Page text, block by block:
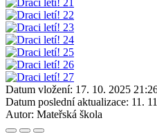
Datum vložení: 17. 10. 2025
Datum poslední aktualizace: 11.
Autor: Mateřská škola